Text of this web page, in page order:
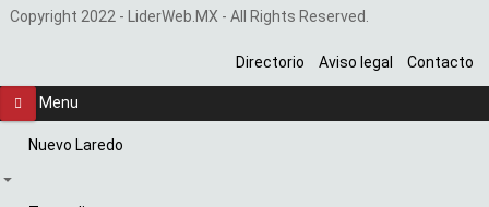
Copyright 2022 - LiderWeb.MX - All Rights Reserved.
Directorio Aviso legal Contacto
Menu
Nuevo Laredo